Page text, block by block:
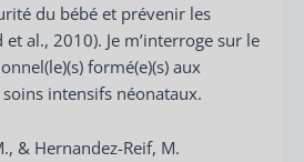
du bébé et prévenir les
al., 2010). Je m’interroge sur le
formé(e)(s) aux
soins intensifs néonataux.
& Hernandez-Reif, M.